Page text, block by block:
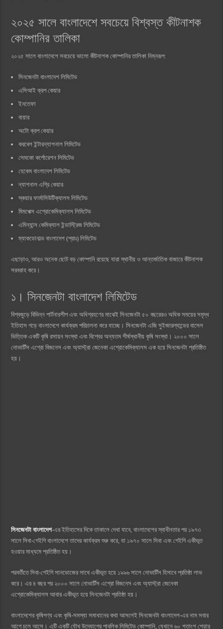
২০২৫ সালে বাংলাদেশে সবচেয়ে বিশ্বস্ত কীটনাশক
কোম্পানির তালিকা
২০২৫ সালে বাংলাদেশে সবচেয়ে ভালো কীটনাশক কোম্পানির তালিকা নিম্নরূপ:
সিনজেনটা বাংলাদেশ লিমিটেড
এসিআই ক্রপ কেয়ার
ইনতেফা
বায়ার
অটো ক্রপ কেয়ার
করবেল ইন্টারন্যাশনাল লিমিটেড
সেমকো কর্পোরেশন লিমিটেড
হেকেম বাংলাদেশ লিমিটেড
ন্যাশনাল এগ্রি কেয়ার
স্কয়ার ফার্মাসিউটিক্যালস লিমিটেড
মিমপেক্স এগ্রোকেমিক্যালস লিমিটেড
এমিন্যান্স কেমিক্যাল ইন্ডাস্ট্রিজ লিমিটেড
ম্যাকডোনাল্ড বাংলাদেশ (প্রাঃ) লিমিটেড
এছাড়াও, আরও অনেক ছোট বড় কোম্পানি রয়েছে যারা স্থানীয় ও আন্তর্জাতিক বাজারে কীটনাশক
সরবরাহ করে।
১। সিনজেনটা বাংলাদেশ লিমিটেড
বিশ্বজুড়ে বিভিন্ন পার্টনারশীপ এবং অধিগ্রহণের মাঝেই সিনজেনটা ৫০ বছরেরও অধিক সময়ের সমৃদ্ধ
ইতিহাস গড়ে বাংলাদেশে কার্যক্রম পরিচালনা করে যাচ্ছে। সিনজেনটা এজি সুইজারল্যান্ডের বাসেল
ভিত্তিক একটি কৃষি রসায়ন সংস্থা এবং বিশ্বের অন্যতম শীর্ষস্থানীয় কৃষি সংস্থা। ২০০০ সালে
নোভার্টিস এগ্রো বিজনেস এবং অ্যাস্ট্রা জেনেকা এগ্রোকেমিক্যালস এক হয়ে সিনজেনটা প্রতিষ্ঠিত
হয়।
সিনজেনটা বাংলাদেশ-এর ইতিহাসের দিকে তাকালে দেখা যাবে, বাংলাদেশের স্বাধীনতার পর ১৯৭৩
সালে সিবা-গেইগি বাংলাদেশে তাদের কার্যক্রম শুরু করে, যা ১৯৭০ সালে সিবা এবং গেইগি একীভূত
হওয়ার মাধ্যমে প্রতিষ্ঠিত হয়।
পরবর্তীতে সিবা-গেইগি সানডোজের সাথে একীভূত হয়ে ১৯৯৬ সালে নোভার্টিস হিসাবে প্রতিষ্ঠা লাভ
করে। এর ৪ বছর পর ২০০০ সালে নোভার্টিস এগ্রো বিজনেস এবং অ্যাস্ট্রা জেনেকা
এগ্রোকেমিক্যালস আবার একীভূত হয়ে সিনজেনটা প্রতিষ্ঠা হয়।
বাংলাদেশের কৃষিপণ্য এবং কৃষি-সমস্যা সমাধানের কথা আসলেই সিনজেনটা বাংলাদেশ-এর নাম সবার
আগে চলে আসে। এটি একটি যৌথ উদ্যোগের পাবলিক লিমিটেড কোম্পানি, যেখানে ৬০ শতাংশ শেয়ার